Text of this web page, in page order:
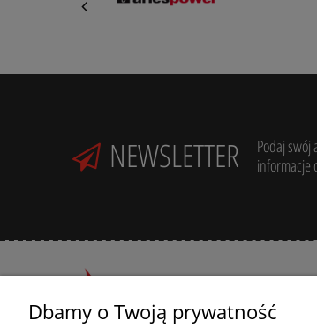
NEWSLETTER
Podaj swój
informacje
Dbamy o Twoją prywatność